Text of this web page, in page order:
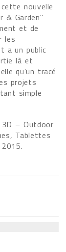
nouvelle
& Garden"
et de
les
a un public
là et
qu’un tracé
projets
simple
3D – Outdoor
Tablettes